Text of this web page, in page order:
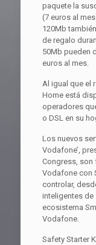
paquete la
(7 euros al
120Mb
de regalo
50Mb pueden
euros al mes.
Al igual que el
Home está
operadores
o DSL en su
Los nuevos
Vodafone’,
Congress, son
Vodafone con
controlar,
inteligentes de
ecosistema
Vodafone.
Safety Starter